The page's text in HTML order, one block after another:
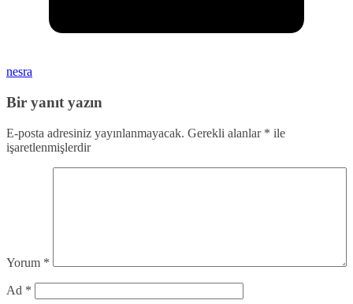
nesra
Bir yanıt yazın
E-posta adresiniz yayınlanmayacak. Gerekli alanlar * ile
işaretlenmişlerdir
Yorum *
Ad *